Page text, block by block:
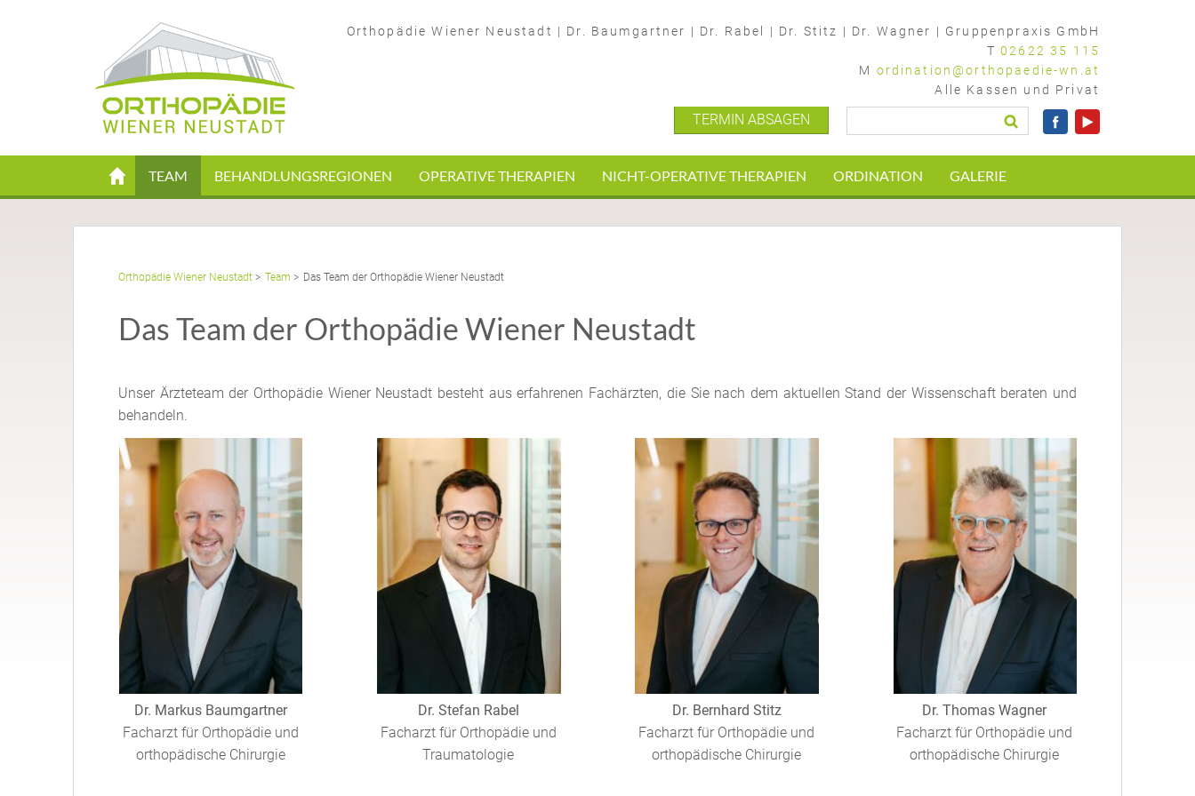
Orthopädie Wiener Neustadt | Dr. Baumgartner | Dr. Rabel | Dr. Stitz | Dr. Wagner | Gruppenpraxis GmbH
T02622 35 115
M ordination@orthopaedie-wn.at
Alle Kassen und Privat
TERMIN ABSAGEN
TEAM BEHANDLUNGS­REGIONEN OPERATIVE THERAPIEN NICHT-OPERATIVE THERAPIEN ORDINATION GALERIE
Orthopädie Wiener Neustadt Team Das Team der Orthopädie Wiener Neustadt
Das Team der Orthopädie Wiener Neustadt
Unser Ärzteteam der Orthopädie Wiener Neustadt besteht aus erfahrenen Fachärzten, die Sie nach dem aktuellen Stand der Wissenschaft beraten und
behandeln.
Dr. Markus Baumgartner
Facharzt für Orthopädie und
orthopädische Chirurgie
Dr. Stefan Rabel
Facharzt für Orthopädie und
Traumatologie
Dr. Bernhard Stitz
Facharzt für Orthopädie und
orthopädische Chirurgie
Dr. Thomas Wagner
Facharzt für Orthopädie und
orthopädische Chirurgie